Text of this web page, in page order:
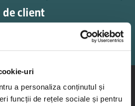
uri
a personaliza conținutul și
funcții de rețele sociale și pentru
de client